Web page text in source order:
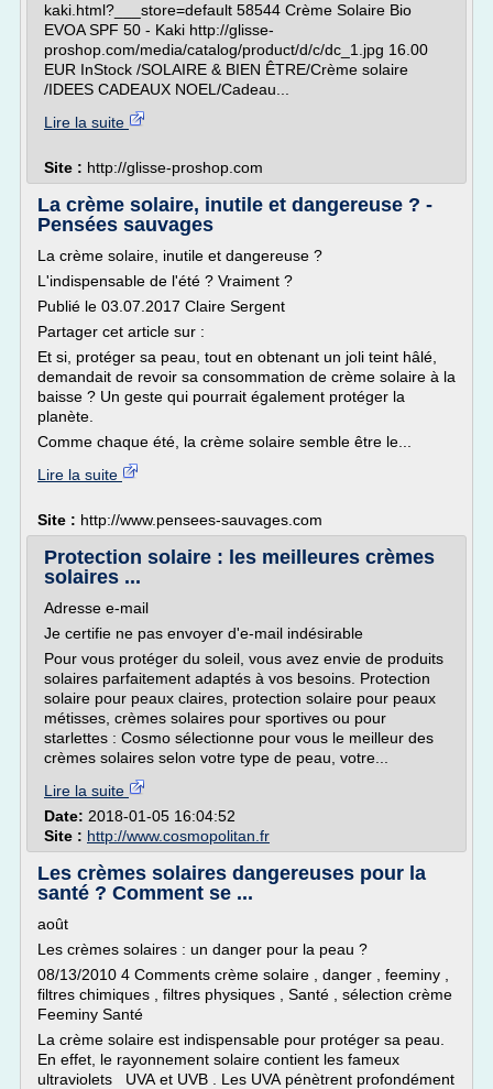
kaki.html?___store=default 58544 Crème Solaire Bio
EVOA SPF 50 - Kaki http://glisse-
proshop.com/media/catalog/product/d/c/dc_1.jpg 16.00
EUR InStock /SOLAIRE & BIEN ÊTRE/Crème solaire
/IDEES CADEAUX NOEL/Cadeau...
Lire la suite
Site : http://glisse-proshop.com
La crème solaire, inutile et dangereuse ? -
Pensées sauvages
La crème solaire, inutile et dangereuse ?
L'indispensable de l'été ? Vraiment ?
Publié le 03.07.2017 Claire Sergent
Partager cet article sur :
Et si, protéger sa peau, tout en obtenant un joli teint hâlé,
demandait de revoir sa consommation de crème solaire à la
baisse ? Un geste qui pourrait également protéger la
planète.
Comme chaque été, la crème solaire semble être le...
Lire la suite
Site : http://www.pensees-sauvages.com
Protection solaire : les meilleures crèmes
solaires ...
Adresse e-mail
Je certifie ne pas envoyer d'e-mail indésirable
Pour vous protéger du soleil, vous avez envie de produits
solaires parfaitement adaptés à vos besoins. Protection
solaire pour peaux claires, protection solaire pour peaux
métisses, crèmes solaires pour sportives ou pour
starlettes : Cosmo sélectionne pour vous le meilleur des
crèmes solaires selon votre type de peau, votre...
Lire la suite
Date: 2018-01-05 16:04:52
Site : http://www.cosmopolitan.fr
Les crèmes solaires dangereuses pour la
santé ? Comment se ...
août
Les crèmes solaires : un danger pour la peau ?
08/13/2010 4 Comments crème solaire , danger , feeminy ,
filtres chimiques , filtres physiques , Santé , sélection crème
Feeminy Santé
La crème solaire est indispensable pour protéger sa peau.
En effet, le rayonnement solaire contient les fameux
ultraviolets UVA et UVB . Les UVA pénètrent profondément